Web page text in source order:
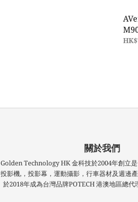
關於我們
Golden Technology HK 金科技於2004年創立
投影機,，投影幕，運動攝影，行車器材及週邊
於2018年成為台灣品牌POTECH 港澳地區總代